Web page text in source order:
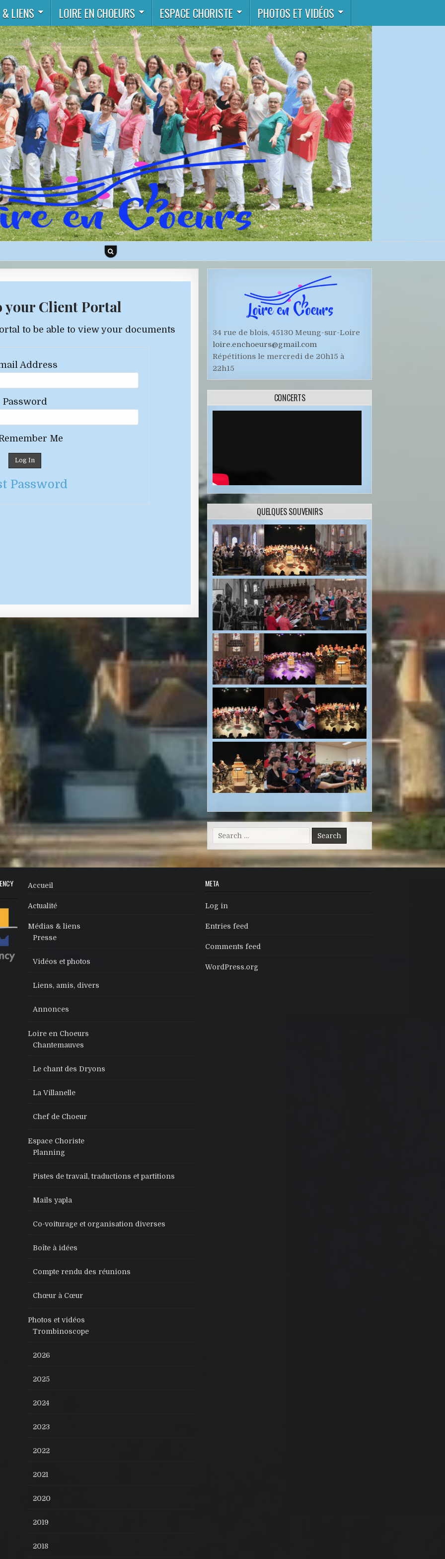
LIENS LOIRE EN CHOEURS ESPACE CHORISTE PHOTOS ET VIDÉOS
your Client Portal
to be able to view your documents
Address
Password
Me
Password
34 rue de blois, 45130 Meung-sur-Loire
loire.enchoeurs@gmail.com
Répétitions le mercredi de 20h15 à
22h15
CONCERTS
QUELQUES SOUVENIRS
Search for:
Accueil
Actualité
Médias & liens
Presse
Vidéos et photos
Liens, amis, divers
Annonces
Loire en Choeurs
Chantemauves
Le chant des Dryons
La Villanelle
Chef de Choeur
Espace Choriste
Planning
Pistes de travail, traductions et partitions
Mails yapla
Co-voiturage et organisation diverses
Boîte à idées
Compte rendu des réunions
Chœur à Cœur
Photos et vidéos
Trombinoscope
2026
2025
2024
2023
2022
2021
2020
2019
2018
META
Log in
Entries feed
Comments feed
WordPress.org